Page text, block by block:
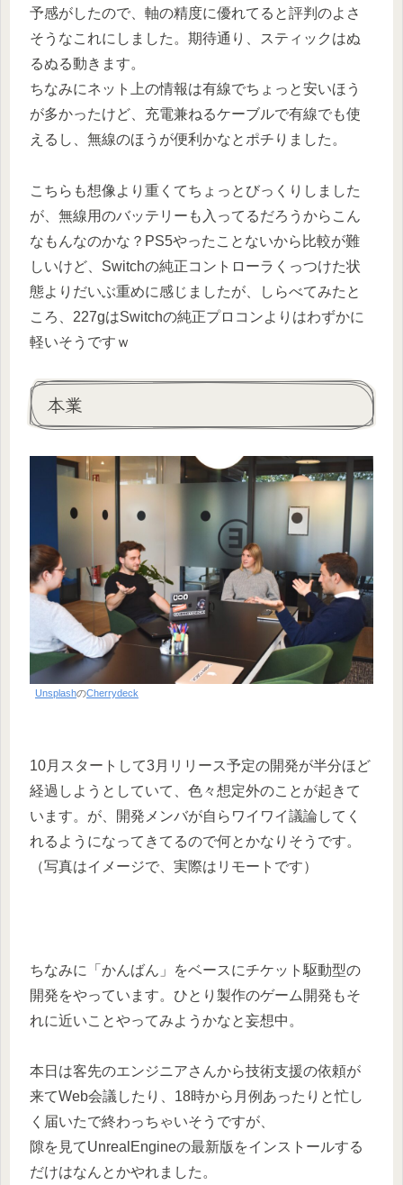
予感がしたので、軸の精度に優れてると評判のよさ
そうなこれにしました。期待通り、スティックはぬ
るぬる動きます。
ちなみにネット上の情報は有線でちょっと安いほう
が多かったけど、充電兼ねるケーブルで有線でも使
えるし、無線のほうが便利かなとポチりました。
こちらも想像より重くてちょっとびっくりしました
が、無線用のバッテリーも入ってるだろうからこん
なもんなのかな？PS5やったことないから比較が難
しいけど、Switchの純正コントローラくっつけた状
態よりだいぶ重めに感じましたが、しらべてみたと
ころ、227gはSwitchの純正プロコンよりはわずかに
軽いそうですｗ
本業
UnsplashのCherrydeck
10月スタートして3月リリース予定の開発が半分ほど
経過しようとしていて、色々想定外のことが起きて
います。が、開発メンバが自らワイワイ議論してく
れるようになってきてるので何とかなりそうです。
（写真はイメージで、実際はリモートです）
ちなみに「かんばん」をベースにチケット駆動型の
開発をやっています。ひとり製作のゲーム開発もそ
れに近いことやってみようかなと妄想中。
本日は客先のエンジニアさんから技術支援の依頼が
来てWeb会議したり、18時から月例あったりと忙し
く届いたで終わっちゃいそうですが、
隙を見てUnrealEngineの最新版をインストールする
だけはなんとかやれました。